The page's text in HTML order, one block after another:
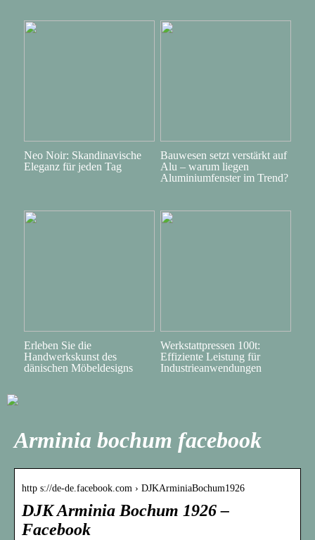
Neo Noir: Skandinavische
Eleganz für jeden Tag
Bauwesen setzt verstärkt auf
Alu – warum liegen
Aluminiumfenster im Trend?
Erleben Sie die
Handwerkskunst des
dänischen Möbeldesigns
Werkstattpressen 100t:
Effiziente Leistung für
Industrieanwendungen
Arminia bochum facebook
http s://de-de.facebook.com › DJKArminiaBochum1926
DJK Arminia Bochum 1926 –
Facebook